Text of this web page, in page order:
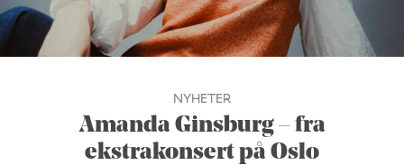
NYHETER
Amanda Ginsburg – fra
ekstrakonsert på Oslo